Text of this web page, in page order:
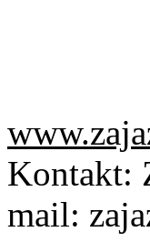
Kontakt:
mail: